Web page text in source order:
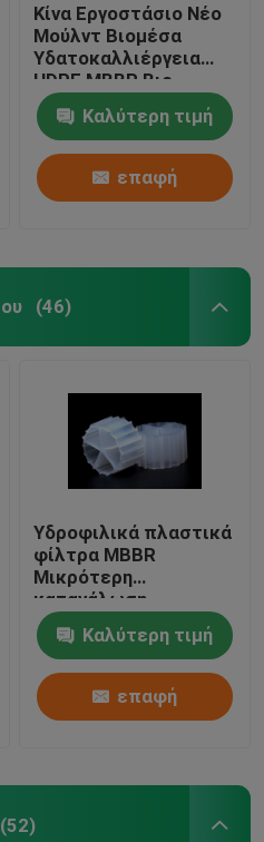
Κίνα Εργοστάσιο Νέο
Μούλντ Βιομέσα
Υδατοκαλλιέργεια
HDPE MBBR Βιο
φίλτρο Μέσα Βιομάζα
Φορέας πλωτό μέσο
Καλύτερη τιμή
επαφή
(46)
Υδροφιλικά πλαστικά
φίλτρα MBBR
Μικρότερη
κατανάλωση
ενέργειας
Καλύτερη τιμή
επαφή
(52)